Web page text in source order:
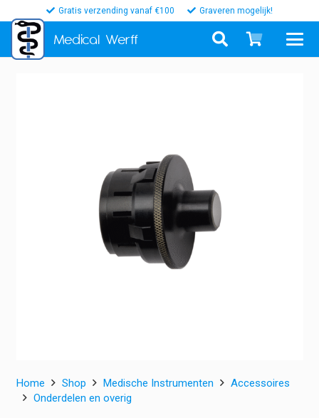
Gratis verzending vanaf €100 Graveren mogelijk!
Medical Werff
Home Shop Medische Instrumenten
Accessoires
Onderdelen en overig